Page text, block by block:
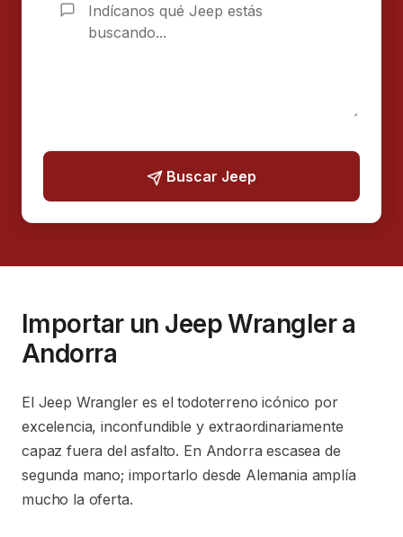
Buscar Jeep
Importar un Jeep Wrangler a
Andorra
El Jeep Wrangler es el todoterreno icónico por
excelencia, inconfundible y extraordinariamente
capaz fuera del asfalto. En Andorra escasea de
segunda mano; importarlo desde Alemania amplía
mucho la oferta.